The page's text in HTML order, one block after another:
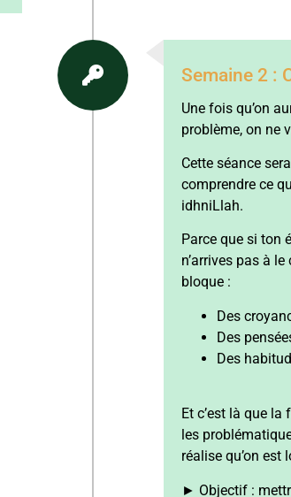
Semaine 2 :
Une fois qu’on
problème, on ne
Cette séance
comprendre ce
idhniLlah.
Parce que si ton
n’arrives pas à
bloque :
Des
Des
Des
Et c’est là que
les
réalise qu’on est
► Objectif :